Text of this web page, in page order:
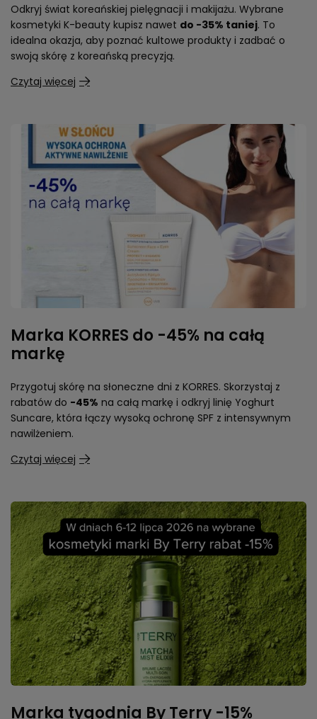
Odkryj świat koreańskiej pielęgnacji i makijażu. Wybrane
kosmetyki K-beauty kupisz nawet do -35% taniej. To
idealna okazja, aby poznać kultowe produkty i zadbać o
swoją skórę z koreańską precyzją.
Czytaj więcej
Marka KORRES do -45% na całą
markę
Przygotuj skórę na słoneczne dni z KORRES. Skorzystaj z
rabatów do -45% na całą markę i odkryj linię Yoghurt
Suncare, która łączy wysoką ochronę SPF z intensywnym
nawilżeniem.
Czytaj więcej
Marka tygodnia By Terry -15%